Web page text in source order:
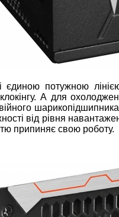
єдиною потужною
А для
від рівня
припиняє свою роботу.